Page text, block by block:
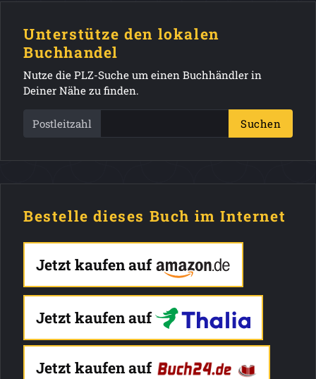
Unterstütze den lokalen
Buchhandel
Nutze die PLZ-Suche um einen Buchhändler in
Deiner Nähe zu finden.
Postleitzahl Suchen
Bestelle dieses Buch im Internet
Jetzt kaufen auf
Jetzt kaufen auf
Jetzt kaufen auf